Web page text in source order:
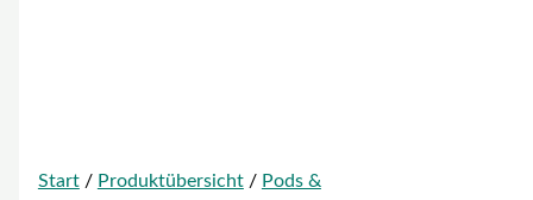
Start/ Produktübersicht/ Pods &